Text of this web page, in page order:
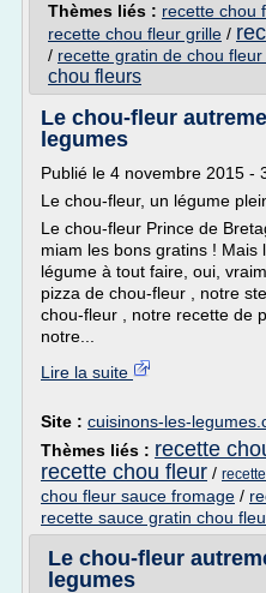
Thèmes liés : recette chou
recette chou fleur grille /
/ recette gratin de chou
chou fleurs
Le chou-fleur
legumes
Publié le 4 novembre 2015 -
Le chou-fleur, un légume
Le chou-fleur Prince de
miam les bons gratins ! Mais
légume à tout faire, oui,
pizza de chou-fleur , notre
chou-fleur , notre recette de
notre...
Lire la suite
Site : cuisinons-les-
Thèmes liés : recette
recette chou fleur /
chou fleur sauce fromage /
recette sauce gratin chou
Le chou-fleur
legumes